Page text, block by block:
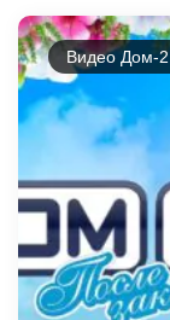
Видео Дом-2